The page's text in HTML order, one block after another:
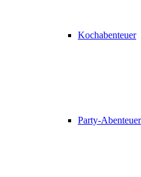
Kochabenteuer
Party-Abenteuer